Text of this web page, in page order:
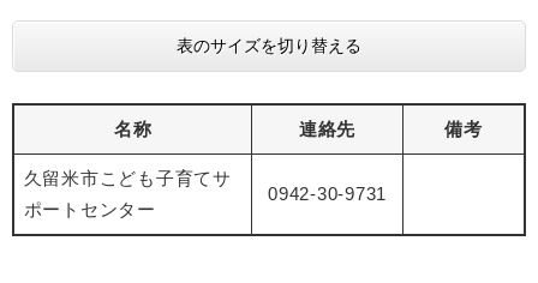
表のサイズを切り替える
名称 連絡先 備考
久留米市こども子育てサ
ポートセンター
0942-30-9731